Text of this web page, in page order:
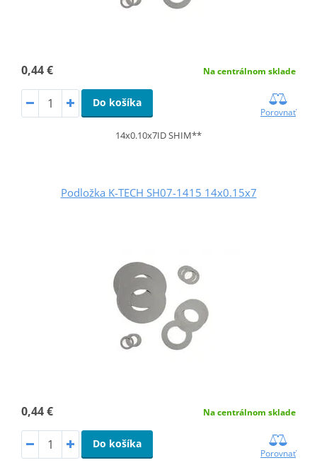
0,44 € Na centrálnom sklade
Do košíka
Porovnať
14x0.10x7ID SHIM**
Podložka K-TECH SH07-1415 14x0.15x7
0,44 € Na centrálnom sklade
Do košíka
Porovnať